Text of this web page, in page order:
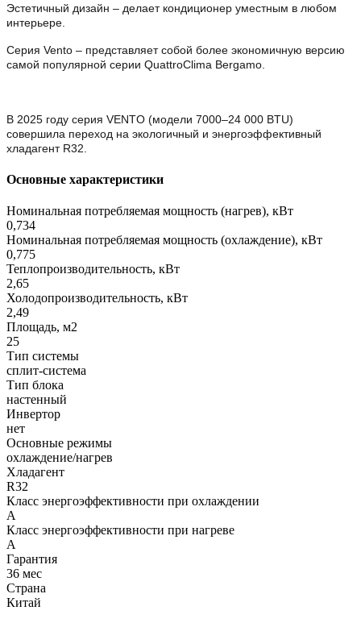
Эстетичный дизайн – делает кондиционер уместным в любом
интерьере.
Серия Vento – представляет собой более экономичную версию
самой популярной серии QuattroClima Bergamo.
В 2025 году серия VENTO (модели 7000–24 000 BTU)
совершила переход на экологичный и энергоэффективный
хладагент R32.
Основные характеристики
Номинальная потребляемая мощность (нагрев), кВт
0,734
Номинальная потребляемая мощность (охлаждение), кВт
0,775
Теплопроизводительность, кВт
2,65
Холодопроизводительность, кВт
2,49
Площадь, м2
25
Тип системы
сплит-система
Тип блока
настенный
Инвертор
нет
Основные режимы
охлаждение/нагрев
Хладагент
R32
Класс энергоэффективности при охлаждении
A
Класс энергоэффективности при нагреве
A
Гарантия
36 мес
Страна
Китай